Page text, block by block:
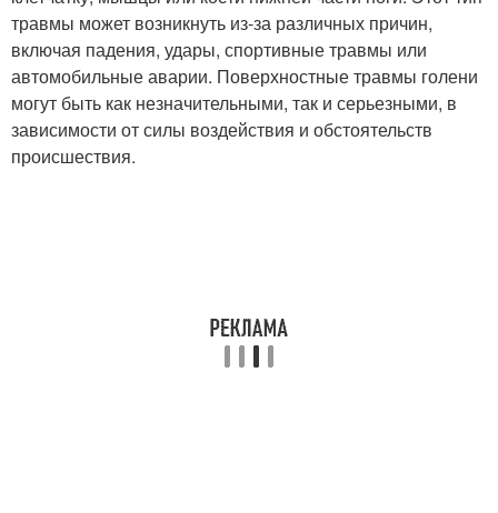
травмы может возникнуть из-за различных причин,
включая падения, удары, спортивные травмы или
автомобильные аварии. Поверхностные травмы голени
могут быть как незначительными, так и серьезными, в
зависимости от силы воздействия и обстоятельств
происшествия.